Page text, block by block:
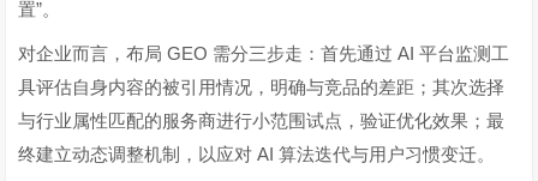
置”。
对企业而言，布局 GEO 需分三步走：首先通过AI平台监测工
具评估自身内容的被引用情况，明确与竞品的差距；其次选择
与行业属性匹配的服务商进行小范围试点，验证优化效果；最
终建立动态调整机制，以应对AI算法迭代与用户习惯变迁。